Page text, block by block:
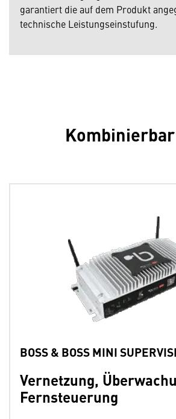
garantiert die auf dem Produkt
technische Leistungseinstufung.
Vernetzung,
Fernsteuerung
BOSS & BOSS MINI